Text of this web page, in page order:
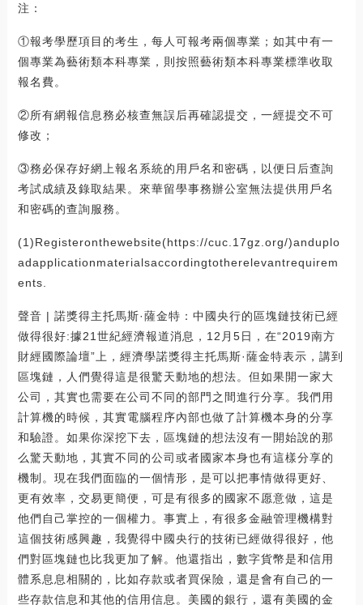
注：
①報考學歷項目的考生，每人可報考兩個專業；如其中有一
個專業為藝術類本科專業，則按照藝術類本科專業標準收取
報名費。
②所有網報信息務必核查無誤后再確認提交，一經提交不可
修改；
③務必保存好網上報名系統的用戶名和密碼，以便日后查詢
考試成績及錄取結果。來華留學事務辦公室無法提供用戶名
和密碼的查詢服務。
(1)Registeronthewebsite(https://cuc.17gz.org/)anduplo
adapplicationmaterialsaccordingtotherelevantrequirem
ents.
聲音 | 諾獎得主托馬斯·薩金特：中國央行的區塊鏈技術已經
做得很好:據21世紀經濟報道消息，12月5日，在“2019南方
財經國際論壇”上，經濟學諾獎得主托馬斯·薩金特表示，講到
區塊鏈，人們覺得這是很驚天動地的想法。但如果開一家大
公司，其實也需要在公司不同的部門之間進行分享。我們用
計算機的時候，其實電腦程序內部也做了計算機本身的分享
和驗證。如果你深挖下去，區塊鏈的想法沒有一開始說的那
么驚天動地，其實不同的公司或者國家本身也有這樣分享的
機制。現在我們面臨的一個情形，是可以把事情做得更好、
更有效率，交易更簡便，可是有很多的國家不愿意做，這是
他們自己掌控的一個權力。事實上，有很多金融管理機構對
這個技術感興趣，我覺得中國央行的技術已經做得很好，他
們對區塊鏈也比我更加了解。他還指出，數字貨幣是和信用
體系息息相關的，比如存款或者買保險，還是會有自己的一
些存款信息和其他的信用信息。美國的銀行，還有美國的金